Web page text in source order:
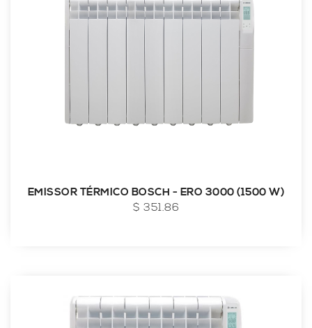
EMISSOR TÉRMICO BOSCH - ERO 3000 (1500 W)
$ 351.86